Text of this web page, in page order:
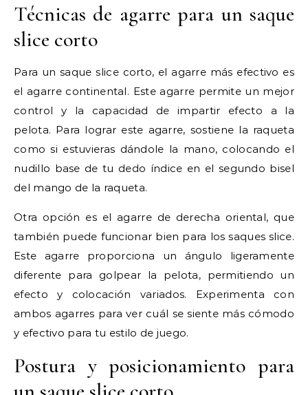
Técnicas de agarre para un saque
slice corto
Para un saque slice corto, el agarre más efectivo es
el agarre continental. Este agarre permite un mejor
control y la capacidad de impartir efecto a la
pelota. Para lograr este agarre, sostiene la raqueta
como si estuvieras dándole la mano, colocando el
nudillo base de tu dedo índice en el segundo bisel
del mango de la raqueta.
Otra opción es el agarre de derecha oriental, que
también puede funcionar bien para los saques slice.
Este agarre proporciona un ángulo ligeramente
diferente para golpear la pelota, permitiendo un
efecto y colocación variados. Experimenta con
ambos agarres para ver cuál se siente más cómodo
y efectivo para tu estilo de juego.
Postura y posicionamiento para